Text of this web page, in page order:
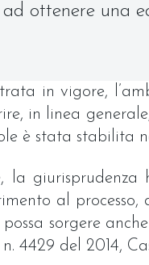
ottenere una
in vigore,
in linea
è stata stabilita
la
al processo,
possa sorgere
n. 4429 del 2014,